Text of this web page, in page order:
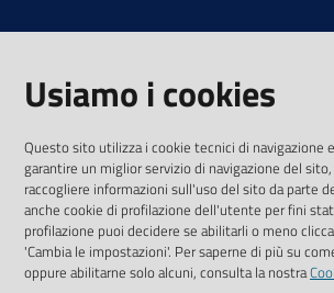
AMMINISTRAZIONE TRASPARENTE INTERCAM
Vai alla pagina
Media Policy
Usiamo i cookies
Questo sito utilizza i cookie tecnici di navigazione
garantire un miglior servizio di navigazione del
raccogliere informazioni sull'uso del sito da parte
anche cookie di profilazione dell'utente per fini
profilazione puoi decidere se abilitarli o meno
'Cambia le impostazioni'. Per saperne di più su
oppure abilitarne solo alcuni, consulta la nostra